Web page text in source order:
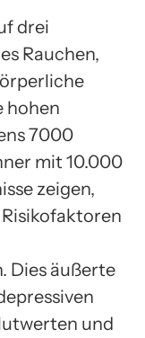
drei
Rauchen,
hohen
7000
mit 10.000
zeigen,
Risikofaktoren
Dies äußerte
und